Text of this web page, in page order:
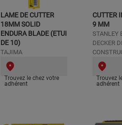
LAME DE CUTTER
18MM SOLID
ENDURA BLADE (ETUI
DE 10)
TAJIMA
Trouvez le chez votre
adhérent
CUTTER
9 MM
STANLEY
DECKER
Trouvez
adhérent